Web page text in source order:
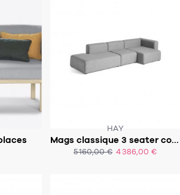
!
HAY
Mags classique 3 seater combination 4
5 160,00 € 4 386,00 €
SOUS 6 À 8 SEMAINES
ACHAT EXPRESS